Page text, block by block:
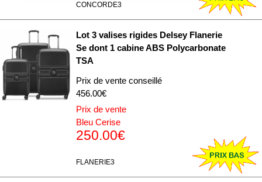
déclaration sur les cookies.
Les cookies nous permettent de personnaliser le contenu
et les annonces, d'offrir des fonctionnalités relatives aux
médias sociaux et d'analyser notre trafic. Nous
partageons également des informations sur l'utilisation de
notre site avec nos partenaires de médias sociaux, de
publicité et d'analyse, qui peuvent combiner celles-ci
avec d'autres informations que vous leur avez fournies
ou qu'ils ont collectées lors de votre utilisation de leurs
CONCORDE3
Lot 3 valises rigides Delsey Flanerie
Se dont 1 cabine ABS Polycarbonate
TSA
Prix de vente conseillé
456.00€
Prix de vente
Bleu Cerise
250.00€
FLANERIE3